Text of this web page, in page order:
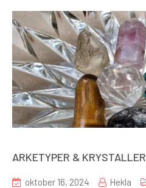
ARKETYPER & KRYSTALLER
oktober 16, 2024 Hekla